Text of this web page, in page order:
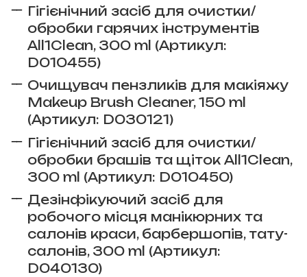
Гігієнічний засіб для очистки/
обробки гарячих інструментів
All1Clean, 300 ml (Артикул:
D010455)
Очищувач пензликів для макіяжу
Makeup Brush Cleaner, 150 ml
(Артикул: D030121)
Гігієнічний засіб для очистки/
обробки брашів та щіток All1Clean,
300 ml (Артикул: D010450)
Дезінфікуючий засіб для
робочого місця манікюрних та
салонів краси, барбершопів, тату-
салонів, 300 ml (Артикул:
D040130)